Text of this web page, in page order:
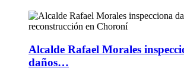
Alcalde Rafael Morales
daños…